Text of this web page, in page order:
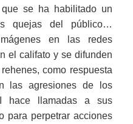
se ha habilitado un
quejas del público…
en las redes
el califato y se difunden
como respuesta
las agresiones de los
hace llamadas a sus
para perpetrar acciones